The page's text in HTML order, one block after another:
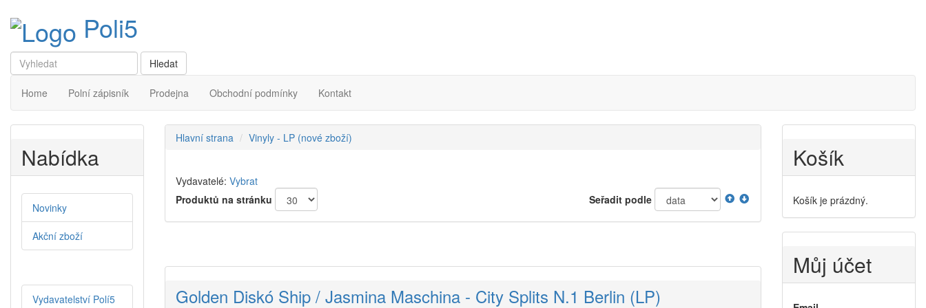
Poli5
Home Polní zápisník Prodejna Obchodní podmínky Kontakt
Hlavní strana Vinyly - LP (nové zboží)
Vydavatelé: Vybrat
Produktů na stránku
Seřadit podle
Golden Diskó Ship / Jasmina Maschina - City Splits N.1 Berlin (LP)
Nabídka
Novinky
Akční zboží
Vydavatelství Polí5
Košík
Košík je prázdný.
Můj účet